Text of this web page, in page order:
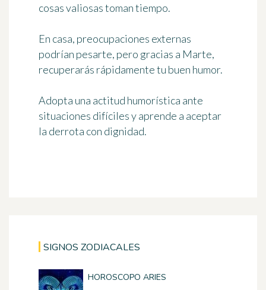
cosas valiosas toman tiempo.
En casa, preocupaciones externas
podrían pesarte, pero gracias a Marte,
recuperarás rápidamente tu buen humor.
Adopta una actitud humorística ante
situaciones difíciles y aprende a aceptar
la derrota con dignidad.
SIGNOS ZODIACALES
HOROSCOPO ARIES